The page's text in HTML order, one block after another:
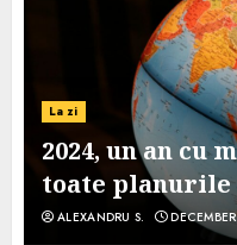
La zi
2024, un an cu
toate planurile
ALEXANDRU S.